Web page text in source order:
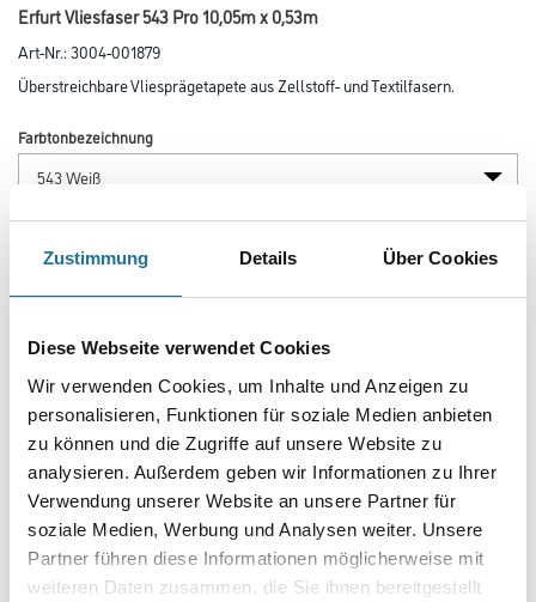
Zustimmung Details Über Cookies
Diese Webseite verwendet Cookies
Wir verwenden Cookies, um Inhalte und Anzeigen zu
personalisieren, Funktionen für soziale Medien anbieten
zu können und die Zugriffe auf unsere Website zu
analysieren. Außerdem geben wir Informationen zu Ihrer
Verwendung unserer Website an unsere Partner für
soziale Medien, Werbung und Analysen weiter. Unsere
Partner führen diese Informationen möglicherweise mit
weiteren Daten zusammen, die Sie ihnen bereitgestellt
Erfurt Vliesfaser 543 Pro 10,05m x 0,53m
Art-Nr.:3004-001879
Überstreichbare Vliesprägetapete aus Zellstoff- und Textilfasern.
Farbtonbezeichnung
Gebinde
Umrechnungsfaktoren